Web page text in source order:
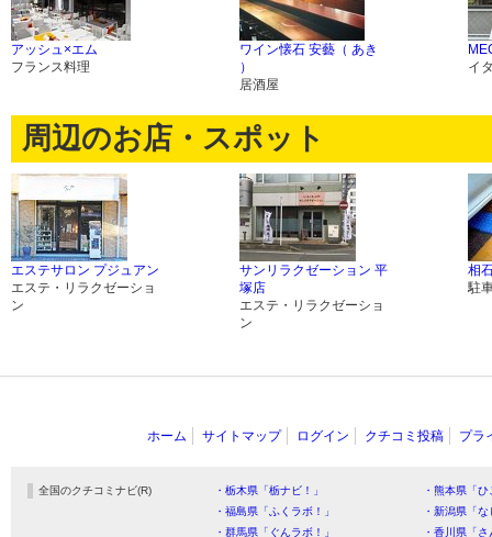
アッシュ×エム
フランス料理
ワイン懐石 安藝（ あき
）
居酒屋
イ
周辺のお店・スポット
エステサロン プジュアン
エステ・リラクゼーショ
ン
サンリラクゼーション 平
塚店
エステ・リラクゼーショ
ン
相
駐
ホーム サイトマップ ログイン クチコミ投稿 プラ
全国のクチコミナビ(R) ・栃木県「栃ナビ！」
・熊本県「
・福島県「ふくラボ！」
・新潟県「
・群馬県「ぐんラボ！」
・香川県「